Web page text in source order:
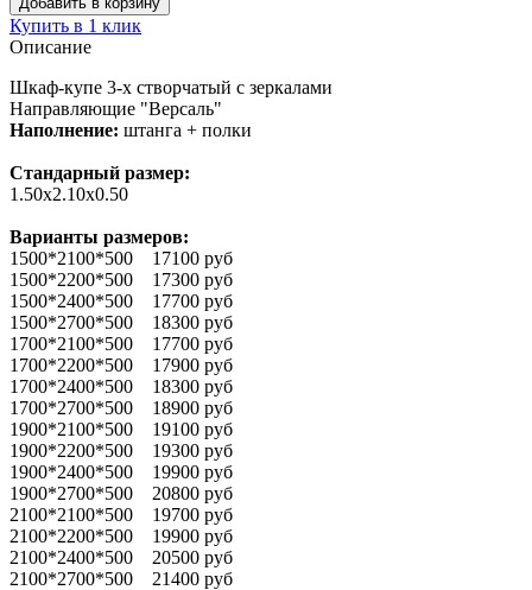
Купить в 1 клик
Описание
Шкаф-купе 3-х створчатый с зеркалами
Направляющие "Версаль"
Наполнение: штанга + полки
Стандарный размер:
1.50х2.10х0.50
Варианты размеров:
1500*2100*500 17100 руб
1500*2200*500 17300 руб
1500*2400*500 17700 руб
1500*2700*500 18300 руб
1700*2100*500 17700 руб
1700*2200*500 17900 руб
1700*2400*500 18300 руб
1700*2700*500 18900 руб
1900*2100*500 19100 руб
1900*2200*500 19300 руб
1900*2400*500 19900 руб
1900*2700*500 20800 руб
2100*2100*500 19700 руб
2100*2200*500 19900 руб
2100*2400*500 20500 руб
2100*2700*500 21400 руб